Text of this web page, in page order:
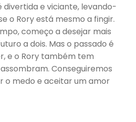
divertida e viciante, levando-
o Rory está mesmo a fingir.
começo a desejar mais
a dois. Mas o passado é
e o Rory também tem
Conseguiremos
o medo e aceitar um amor